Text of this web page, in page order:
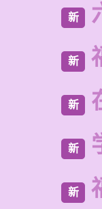
新
新
新
新
新